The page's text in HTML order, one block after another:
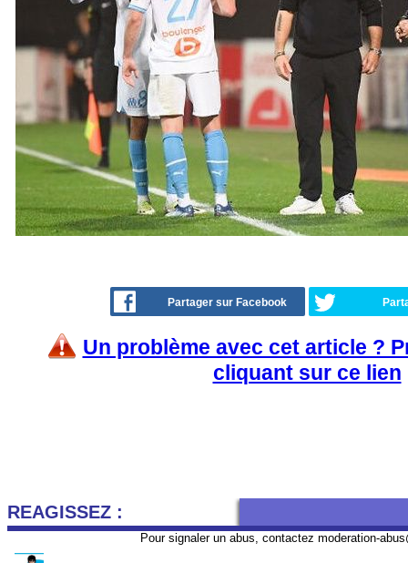
Partager sur Facebook
Un problème avec cet article ?
cliquant sur ce lien
REAGISSEZ :
Pour signaler un abus, contactez moderation-